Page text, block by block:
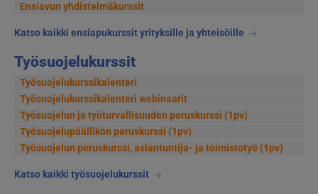
Ensiavun yhdistelmäkurssit
Katso kaikki ensiapukurssit yrityksille ja yhteisöille
Työsuojelukurssit
Työsuojelukurssikalenteri
Työsuojelukurssikalenteri webinaarit
Työsuojelun ja työturvallisuuden peruskurssi (1pv)
Työsuojelupäällikön peruskurssi (1pv)
Työsuojelun peruskurssi, asiantuntija- ja toimistotyö (1pv)
Katso kaikki työsuojelukurssit